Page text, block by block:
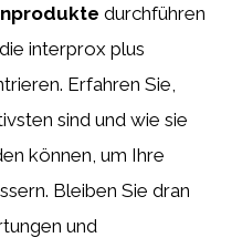
durchführen
interprox plus
Erfahren Sie,
sind und wie sie
können, um Ihre
Bleiben Sie dran
und